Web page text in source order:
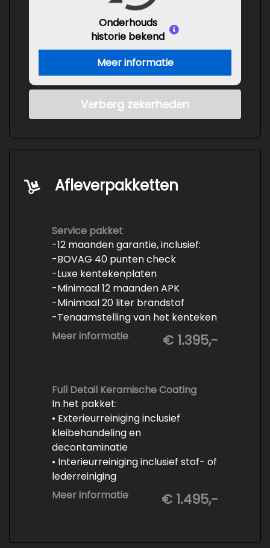
Onderhouds
historie bekend
Meer informatie
Verberg zekerheden
Afleverpakketten
Service pakket
-12 maanden garantie, inclusief:
-BOVAG 40 punten check
-Luxe kentekenplaten
-Minimaal 12 maanden APK
-Minimaal 20 liter brandstof
-Tenaamstelling van het kenteken
-Vrijwaren van de inruilauto
polijsten
Meer informatie € 1.395,-
Full Detail Keramische Coating
In het pakket:
• Exterieurreiniging inclusief
kleibehandeling en
decontaminatie
• Interieurreiniging inclusief stof- of
lederreiniging
• 3-staps lakcorrectie
• Keramische Coating (+/- 5 jaar)
Meer informatie € 1.495,-